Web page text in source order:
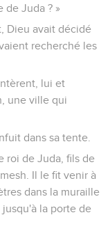
de Juda ? »
Dieu avait décidé
recherché les
lui et
une ville qui
dans sa tente.
roi de Juda, fils de
Il le fit venir à
dans la muraille
la porte de